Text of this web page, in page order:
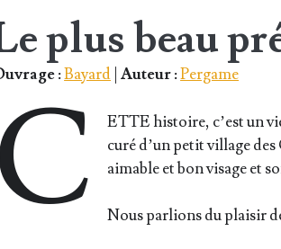
plus beau
:Bayard |Auteur :Pergame
C
ETTE his­toire, c’est un
curé d’un petit vil­lage
aimable et bon visage et
Nous par­lions du plai­sir